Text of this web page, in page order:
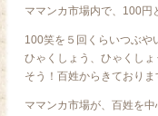
ママンカ市場内で、100円
100笑を５回くらいつぶや
ひゃくしょう、ひゃくしょ
そう！百姓からきておりま
ママンカ市場が、百姓を中